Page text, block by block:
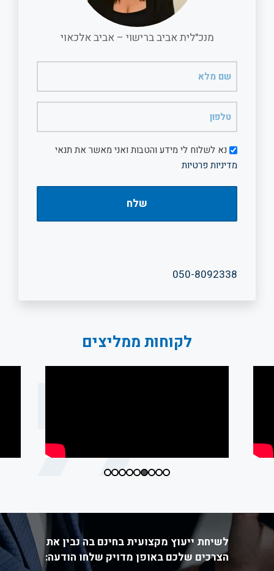
מנכ"לית אביב ברישוי – אביב אלכאוי
מלא
דיוורנא לשלוח לי מידע והטבות ואני מאשר את תנאי
מדיניות פרטיות
050-8092338
לקוחות ממליצים
לשיחת ייעוץ מקצועית בחינם בה נבין את
הצרכים שלכם באופן מדויק שלחו הודעה: